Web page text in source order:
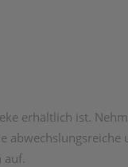
erhältlich ist.
abwechslungsreiche
auf.